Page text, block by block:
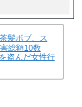
髪ボブ、ス
総額10数
盗んだ女性行